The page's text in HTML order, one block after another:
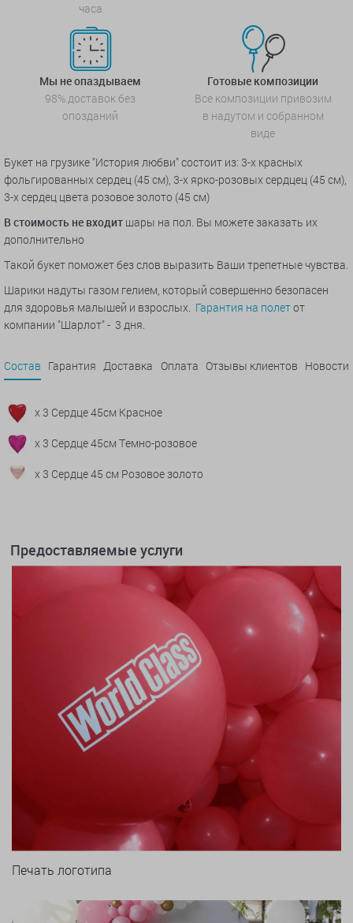
часа
Мы не опаздываем
98% доставок без
опозданий
Готовые композиции
Все композиции привозим
в надутом и собранном
виде
Букет на грузике "История любви" состоит из: 3-х красных
фольгированных сердец (45 см), 3-х ярко-розовых сердцец (45 см),
3-х сердец цвета розовое золото (45 см)
В стоимость не входит шары на пол. Вы можете заказать их
дополнительно
Такой букет поможет без слов выразить Ваши трепетные чувства.
Шарики надуты газом гелием, который совершенно безопасен
для здоровья малышей и взрослых. Гарантия на полетот
компании "Шарлот" - 3 дня.
Состав Гарантия Доставка Оплата Отзывы клиентов Новости
x 3 Сердце 45см Красное
x 3 Сердце 45см Темно-розовое
x 3 Сердце 45 см Розовое золото
Предоставляемые услуги
Печать логотипа